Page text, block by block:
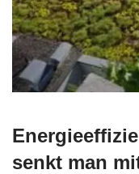
senkt man